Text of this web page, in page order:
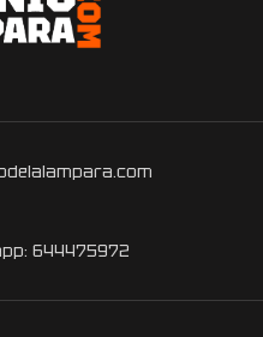
644475972